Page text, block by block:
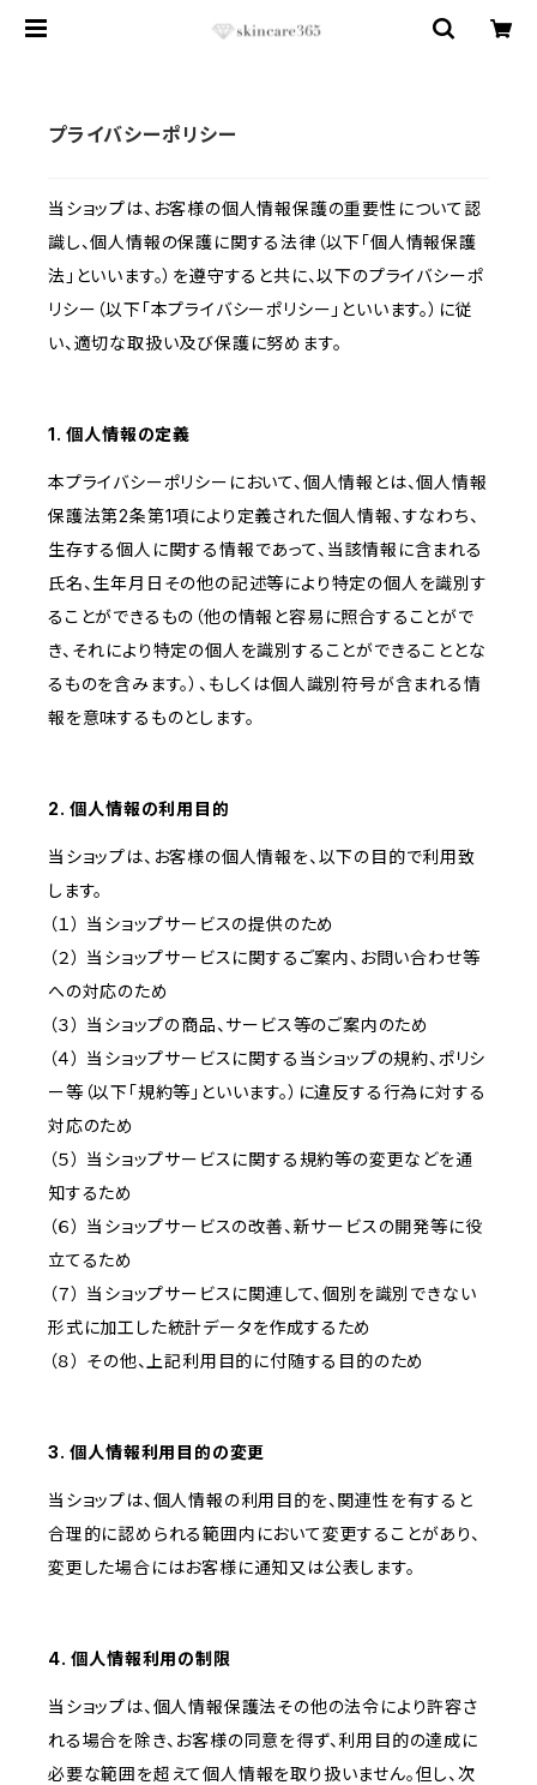
プライバシーポリシー
当ショップは、お客様の個人情報保護の重要性について認
識し、個人情報の保護に関する法律（以下「個人情報保護
法」といいます。）を遵守すると共に、以下のプライバシーポ
リシー（以下「本プライバシーポリシー」といいます。）に従
い、適切な取扱い及び保護に努めます。
1. 個人情報の定義
本プライバシーポリシーにおいて、個人情報とは、個人情報
保護法第2条第1項により定義された個人情報、すなわち、
生存する個人に関する情報であって、当該情報に含まれる
氏名、生年月日その他の記述等により特定の個人を識別す
ることができるもの（他の情報と容易に照合することがで
き、それにより特定の個人を識別することができることとな
るものを含みます。）、もしくは個人識別符号が含まれる情
報を意味するものとします。
2. 個人情報の利用目的
当ショップは、お客様の個人情報を、以下の目的で利用致
します。
（１） 当ショップサービスの提供のため
（２） 当ショップサービスに関するご案内、お問い合わせ等
への対応のため
（３） 当ショップの商品、サービス等のご案内のため
（４） 当ショップサービスに関する当ショップの規約、ポリシ
ー等（以下「規約等」といいます。）に違反する行為に対する
対応のため
（５） 当ショップサービスに関する規約等の変更などを通
知するため
（６） 当ショップサービスの改善、新サービスの開発等に役
立てるため
（７） 当ショップサービスに関連して、個別を識別できない
形式に加工した統計データを作成するため
（８） その他、上記利用目的に付随する目的のため
3. 個人情報利用目的の変更
当ショップは、個人情報の利用目的を、関連性を有すると
合理的に認められる範囲内において変更することがあり、
変更した場合にはお客様に通知又は公表します。
4. 個人情報利用の制限
当ショップは、個人情報保護法その他の法令により許容さ
れる場合を除き、お客様の同意を得ず、利用目的の達成に
必要な範囲を超えて個人情報を取り扱いません。但し、次